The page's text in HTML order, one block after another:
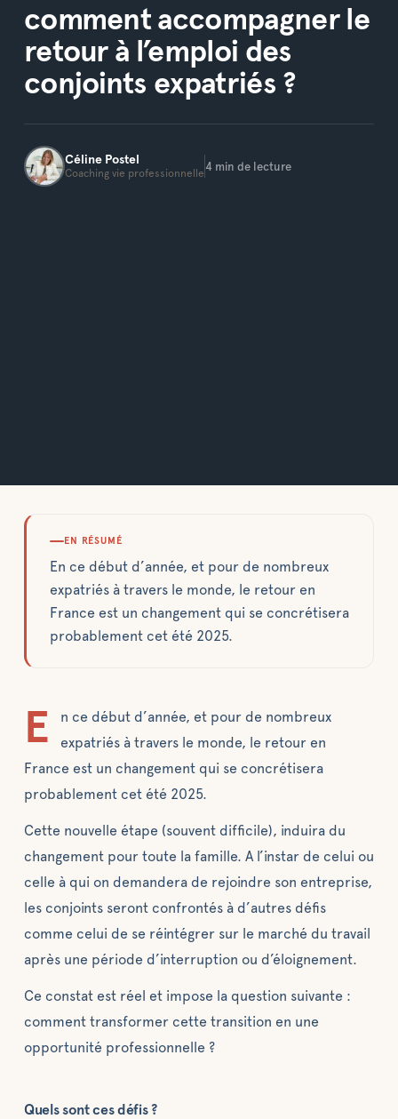
comment accompagner le
retour à l’emploi des
conjoints expatriés ?
Céline Postel
Coaching vie professionnelle
4 min de lecture
EN RÉSUMÉ
En ce début d’année, et pour de nombreux
expatriés à travers le monde, le retour en
France est un changement qui se concrétisera
probablement cet été 2025.
E
n ce début d’année, et pour de nombreux
expatriés à travers le monde, le retour en
France est un changement qui se concrétisera
probablement cet été 2025.
Cette nouvelle étape (souvent difficile), induira du
changement pour toute la famille. A l’instar de celui ou
celle à qui on demandera de rejoindre son entreprise,
les conjoints seront confrontés à d’autres défis
comme celui de se réintégrer sur le marché du travail
après une période d’interruption ou d’éloignement.
Ce constat est réel et impose la question suivante :
comment transformer cette transition en une
opportunité professionnelle ?
Quels sont ces défis ?